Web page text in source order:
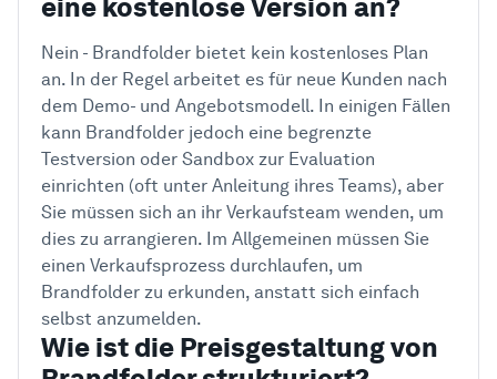
eine kostenlose Version an?
Nein - Brandfolder bietet kein kostenloses Plan
an. In der Regel arbeitet es für neue Kunden nach
dem Demo- und Angebotsmodell. In einigen Fällen
kann Brandfolder jedoch eine begrenzte
Testversion oder Sandbox zur Evaluation
einrichten (oft unter Anleitung ihres Teams), aber
Sie müssen sich an ihr Verkaufsteam wenden, um
dies zu arrangieren. Im Allgemeinen müssen Sie
einen Verkaufsprozess durchlaufen, um
Brandfolder zu erkunden, anstatt sich einfach
selbst anzumelden.
Wie ist die Preisgestaltung von